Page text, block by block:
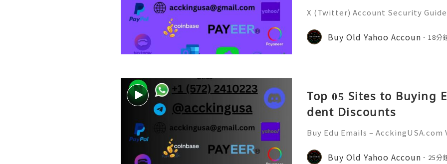
X (Twitter) Account Security
e of the world's most popular
cting millions of use
Buy Old Yahoo Accoun 18分
Top 05 Sites to Buying
dent Discounts
Buy Edu Emails –
s always online — Just contact!
Buy Old Yahoo Accoun 25分